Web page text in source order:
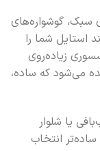
سبک، گوشواره‌های
استایل شما را
زیاده‌روی
می‌شود که ساده،
یا شلوار
انتخاب